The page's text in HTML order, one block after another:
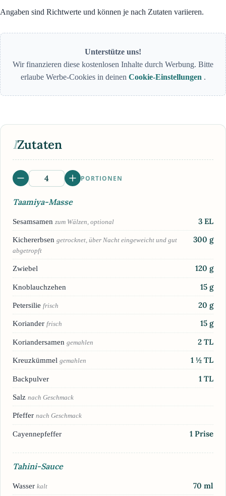
Angaben sind Richtwerte und können je nach Zutaten variieren.
Unterstütze uns!
Wir finanzieren diese kostenlosen Inhalte durch Werbung. Bitte
erlaube Werbe-Cookies in deinen Cookie-Einstellungen .
IZutaten
PORTIONEN
Taamiya-Masse
Sesamsamen zum Wälzen, optional 3 EL
Kichererbsen getrocknet, über Nacht eingeweicht und gut
abgetropft
300 g
Zwiebel 120 g
Knoblauchzehen 15 g
Petersilie frisch 20 g
Koriander frisch 15 g
Koriandersamen gemahlen 2 TL
Kreuzkümmel gemahlen 1 ½ TL
Backpulver 1 TL
Salz nach Geschmack
Pfeffer nach Geschmack
Cayennepfeffer 1 Prise
Tahini-Sauce
Wasser kalt 70 ml